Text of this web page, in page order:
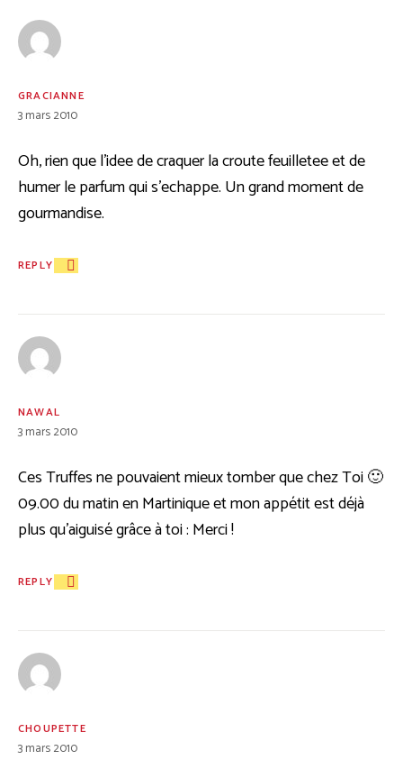
GRACIANNE
3 mars 2010
Oh, rien que l’idee de craquer la croute feuilletee et de
humer le parfum qui s’echappe. Un grand moment de
gourmandise.
REPLY
NAWAL
3 mars 2010
Ces Truffes ne pouvaient mieux tomber que chez Toi 🙂
09.00 du matin en Martinique et mon appétit est déjà
plus qu’aiguisé grâce à toi : Merci !
REPLY
CHOUPETTE
3 mars 2010